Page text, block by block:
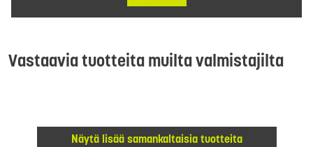
Vastaavia tuotteita muilta valmistajilta
Näytä lisää samankaltaisia tuotteita